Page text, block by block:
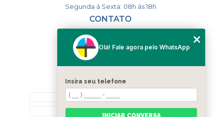
Segunda á Sexta: 08h ás 18h
CONTATO
(11) 98993-9556
togsm1@gmail.com
MENU
HOME
Olá! Fale agora pelo WhatsApp
Insira seu telefone
INICIAR CONVERSA